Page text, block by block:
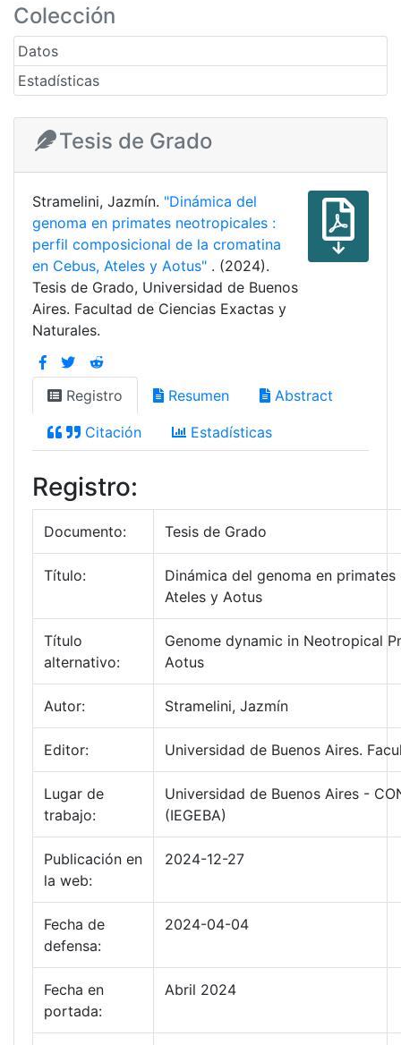
Colección
Datos
Estadísticas
Tesis de Grado
Stramelini, Jazmín. "Dinámica del
genoma en primates neotropicales :
perfil composicional de la cromatina
en Cebus, Ateles y Aotus" . (2024).
Tesis de Grado, Universidad de Buenos
Aires. Facultad de Ciencias Exactas y
Naturales.
Registro Resumen Abstract
Citación Estadísticas
Registro:
Documento: Tesis de Grado
Título:
Dinámica del genoma en
Ateles y Aotus
Título
alternativo:
Genome dynamic in Neotropical
Aotus
Autor: Stramelini, Jazmín
Editor: Universidad de Buenos Aires.
Lugar de
trabajo:
Universidad de Buenos Aires -
(IEGEBA)
Publicación en
la web:
2024-12-27
Fecha de
defensa:
2024-04-04
Fecha en
portada:
Abril 2024